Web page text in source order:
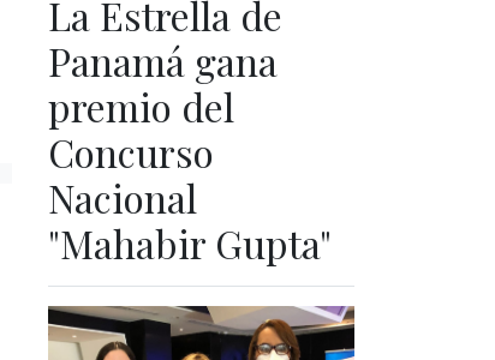
La Estrella de
Panamá gana
premio del
Concurso
Nacional
"Mahabir Gupta"